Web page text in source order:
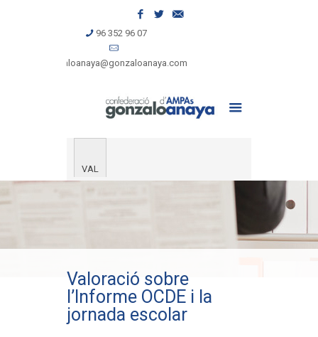
96 352 96 07
gonzaloanaya@gonzaloanaya.com
VAL
Valoració sobre
l’Informe OCDE i la
jornada escolar